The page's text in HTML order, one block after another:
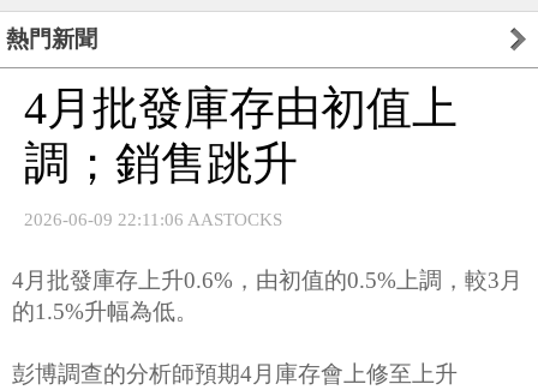
熱門新聞
4月批發庫存由初值上
調；銷售跳升
2026-06-09 22:11:06 AASTOCKS
4月批發庫存上升0.6%，由初值的0.5%上調，較3月
的1.5%升幅為低。
彭博調查的分析師預期4月庫存會上修至上升